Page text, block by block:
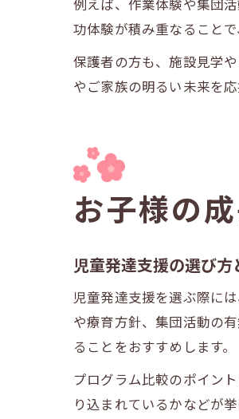
例えば、作業体験や集団
功体験が積み重なること
保護者の方も、施設見学
やご家族の明るい未来を応
お子様の
児童発達支援の選び
児童発達支援を選ぶ際に
や療育方針、集団活動の
ることをおすすめします。
プログラム比較のポイン
り込まれているかなどが